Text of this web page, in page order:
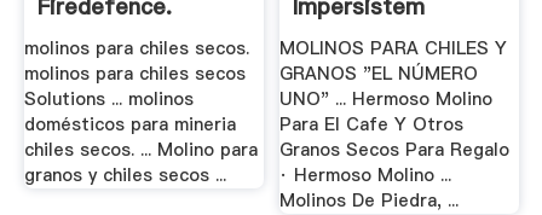
Firedefence.
molinos para chiles secos.
molinos para chiles secos
Solutions ... molinos
domésticos para mineria
chiles secos. ... Molino para
granos y chiles secos ...
Impersistem
MOLINOS PARA CHILES Y
GRANOS "EL NÚMERO
UNO" ... Hermoso Molino
Para El Cafe Y Otros
Granos Secos Para Regalo
· Hermoso Molino ...
Molinos De Piedra, ...